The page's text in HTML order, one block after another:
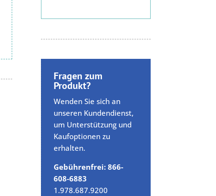
Fragen zum
Produkt?
Wenden Sie sich an
unseren Kundendienst,
um Unterstützung und
Kaufoptionen zu
erhalten.
Gebührenfrei: 866-
608-6883
1.978.687.9200